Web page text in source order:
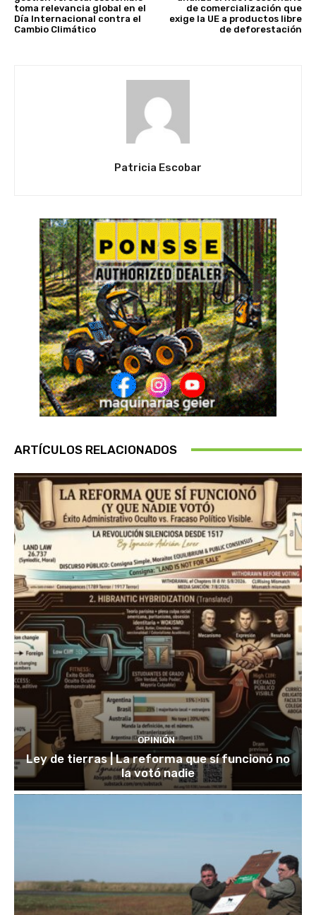
toma relevancia global en el
Día Internacional contra el
Cambio Climático
de comercialización que
exige la UE a productos libre
de deforestación
Patricia Escobar
ARTÍCULOS RELACIONADOS
OPINIÓN
Ley de tierras | La reforma que sí funcionó no
la votó nadie